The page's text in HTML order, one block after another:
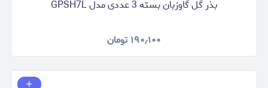
بذر گل گاوزبان بسته 3 عددی مدل GPSH7L
۱۹۰٫۱۰۰ تومان